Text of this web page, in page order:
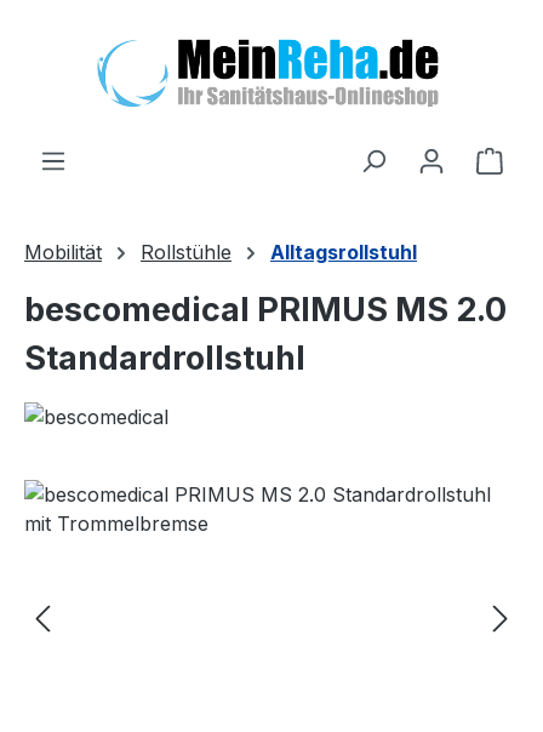
Mobilität Rollstühle Alltagsrollstuhl
bescomedical PRIMUS MS 2.0
Standardrollstuhl
Bildergalerie überspringen